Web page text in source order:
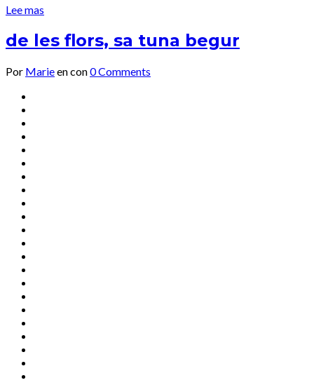
Lee mas
de les flors, sa tuna begur
Por Marieencon0 Comments